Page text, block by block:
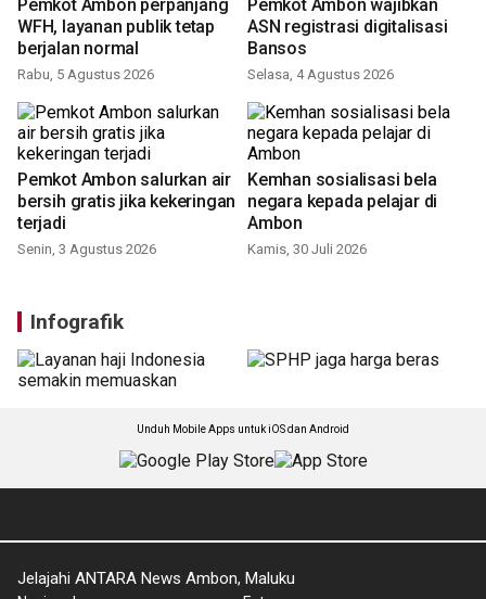
Pemkot Ambon perpanjang
WFH, layanan publik tetap
berjalan normal
Rabu, 5 Agustus 2026
Pemkot Ambon wajibkan
ASN registrasi digitalisasi
Bansos
Selasa, 4 Agustus 2026
Pemkot Ambon salurkan air
bersih gratis jika kekeringan
terjadi
Senin, 3 Agustus 2026
Kemhan sosialisasi bela
negara kepada pelajar di
Ambon
Kamis, 30 Juli 2026
Infografik
Unduh Mobile Apps untuk iOS dan Android
Jelajahi ANTARA News Ambon, Maluku